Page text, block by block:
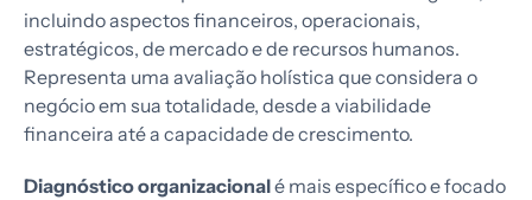
incluindo aspectos financeiros, operacionais,
estratégicos, de mercado e de recursos humanos.
Representa uma avaliação holística que considera o
negócio em sua totalidade, desde a viabilidade
financeira até a capacidade de crescimento.
Diagnóstico organizacionalé mais específico e focado